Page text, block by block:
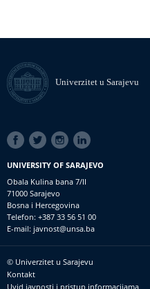
Univerzitet u Sarajevu
SOCIAL
LINKS
UNIVERSITY OF SARAJEVO
Obala Kulina bana 7/II
71000 Sarajevo
Bosna i Hercegovina
Telefon: +387 33 56 51 00
E-mail: javnost@unsa.ba
Footer
© Univerzitet u Sarajevu
Kontakt
Uvid javnosti i pristup informacijama